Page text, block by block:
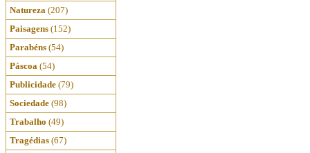
Natureza (207)
Paisagens (152)
Parabéns (54)
Páscoa (54)
Publicidade (79)
Sociedade (98)
Trabalho (49)
Tragédias (67)